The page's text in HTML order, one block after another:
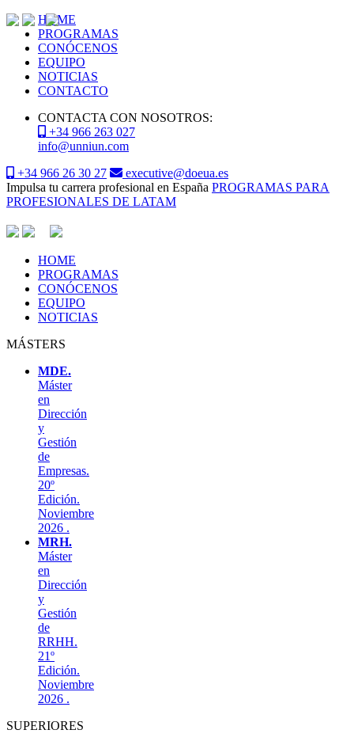
HOME
PROGRAMAS
CONÓCENOS
EQUIPO
NOTICIAS
CONTACTO
CONTACTA CON NOSOTROS:
+34 966 263 027
info@unniun.com
+34 966 26 30 27
executive@doeua.es
Impulsa tu carrera profesional en España PROGRAMAS PARA
PROFESIONALES DE LATAM
HOME
PROGRAMAS
CONÓCENOS
EQUIPO
NOTICIAS
MÁSTERS
MDE.
Máster
en
Dirección
y
Gestión
de
Empresas.
20º
Edición.
Noviembre
2026 .
MRH.
Máster
en
Dirección
y
Gestión
de
RRHH.
21º
Edición.
Noviembre
2026 .
SUPERIORES